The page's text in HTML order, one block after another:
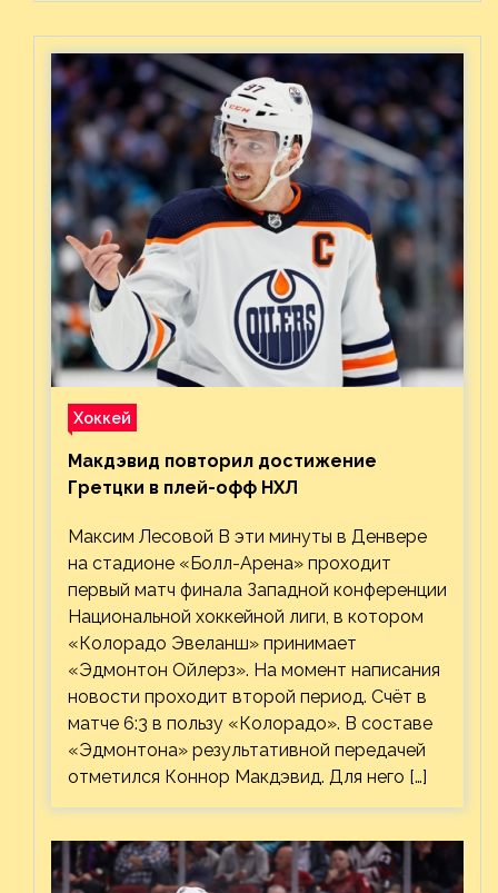
Хоккей
Макдэвид повторил достижение
Гретцки в плей-офф НХЛ
Максим Лесовой В эти минуты в Денвере
на стадионе «Болл-Арена» проходит
первый матч финала Западной конференции
Национальной хоккейной лиги, в котором
«Колорадо Эвеланш» принимает
«Эдмонтон Ойлерз». На момент написания
новости проходит второй период. Счёт в
матче 6:3 в пользу «Колорадо». В составе
«Эдмонтона» результативной передачей
отметился Коннор Макдэвид. Для него […]